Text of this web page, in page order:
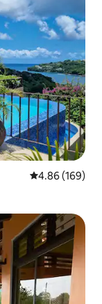
平均评分 4.86
4.86 (169)